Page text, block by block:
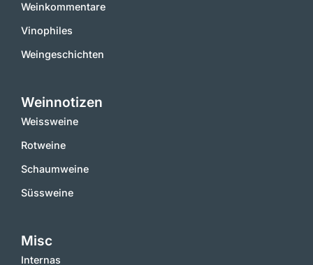
Weinkommentare
Vinophiles
Weingeschichten
Weinnotizen
Weissweine
Rotweine
Schaumweine
Süssweine
Misc
Internas